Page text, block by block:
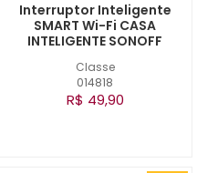
Classe
014818
Interruptor Inteligente
SMART Wi-Fi CASA
INTELIGENTE SONOFF
R$ 49,90